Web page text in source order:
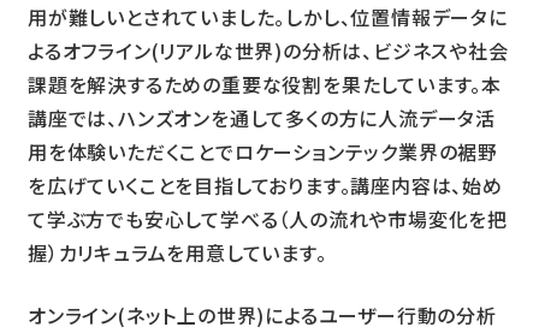
用が難しいとされていました。しかし、位置情報データに
よるオフライン(リアルな世界)の分析は、ビジネスや社会
課題を解決するための重要な役割を果たしています。本
講座では、ハンズオンを通して多くの方に人流データ活
用を体験いただくことでロケーションテック業界の裾野
を広げていくことを目指しております。講座内容は、始め
て学ぶ方でも安心して学べる（人の流れや市場変化を把
握）カリキュラムを用意しています。
オンライン(ネット上の世界)によるユーザー行動の分析